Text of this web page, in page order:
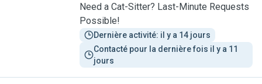
Need a Cat-Sitter? Last-Minute Requests
Possible!
Dernière activité: il y a 14 jours
Contacté pour la dernière fois il y a 11
jours